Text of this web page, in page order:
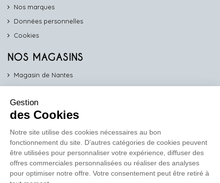
Nos marques
Données personnelles
Cookies
NOS MAGASINS
Magasin de Nantes
Magasin de Vannes
Magasin d'Orléans
COMPTOIR PRO
work
Comptoir des Lustres vous propose ses services dédiés aux
Gestion
des Cookies
Notre site utilise des cookies nécessaires au bon
fonctionnement du site. D’autres catégories de cookies peuvent
être utilisées pour personnaliser votre expérience, diffuser des
offres commerciales personnalisées ou réaliser des analyses
pour optimiser notre offre. Votre consentement peut être retiré à